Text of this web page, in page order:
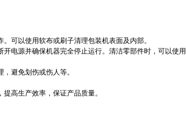
可以使用软布或刷子清理包装机表面及内部。
电源并确保机器完全停止运行。清洁零部件时，可以使用
避免划伤或伤人等。
高生产效率，保证产品质量。